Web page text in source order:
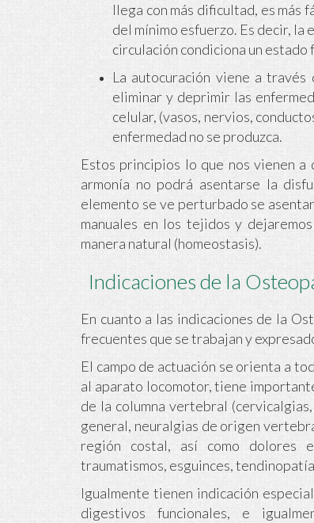
llega con más dificultad, es más
del mínimo esfuerzo. Es decir, la
circulación condiciona un estado
La autocuración viene a
eliminar y deprimir las
celular, (vasos, nervios,
enfermedad no se produzca.
Estos principios lo que nos vienen
armonía no podrá asentarse la
elemento se ve perturbado se
manuales en los tejidos y
manera natural (homeostasis).
Indicaciones de la
En cuanto a las indicaciones de la
frecuentes que se trabajan y
El campo de actuación se orienta a
al aparato locomotor, tiene
de la columna vertebral
general, neuralgias de origen
región costal, así como dolores
traumatismos, esguinces,
Igualmente tienen indicación
digestivos funcionales, e